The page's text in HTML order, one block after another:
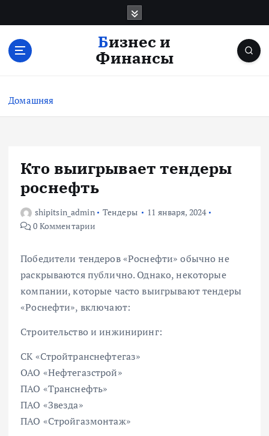
с
Бизнес и
Финансы
Домашняя
Кто выигрывает тендеры
роснефть
shipitsin_admin Тендеры
11 января, 2024
0 Комментарии
Победители тендеров «Роснефти» обычно не
раскрываются публично. Однако, некоторые
компании, которые часто выигрывают тендеры
«Роснефти», включают:
Строительство и инжиниринг:
СК «Стройтранснефтегаз»
ОАО «Нефтегазстрой»
ПАО «Транснефть»
ПАО «Звезда»
ПАО «Стройгазмонтаж»